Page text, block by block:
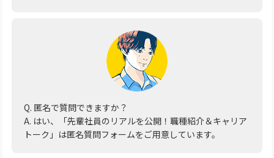
Q. 匿名で質問できますか？
A. はい、「先輩社員のリアルを公開！職種紹介＆キャリア
トーク」は匿名質問フォームをご用意しています。